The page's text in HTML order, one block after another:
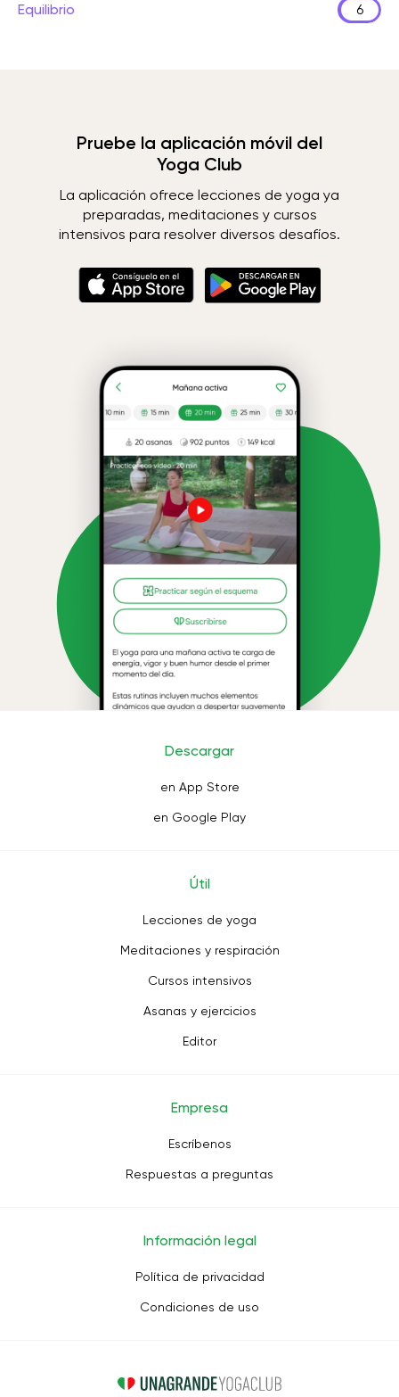
Equilibrio 6
Pruebe la aplicación móvil del
Yoga Club
La aplicación ofrece lecciones de yoga ya
preparadas, meditaciones y cursos
intensivos para resolver diversos desafíos.
Descargar
en App Store
en Google Play
Útil
Lecciones de yoga
Meditaciones y respiración
Cursos intensivos
Asanas y ejercicios
Editor
Empresa
Escríbenos
Respuestas a preguntas
Información legal
Política de privacidad
Condiciones de uso